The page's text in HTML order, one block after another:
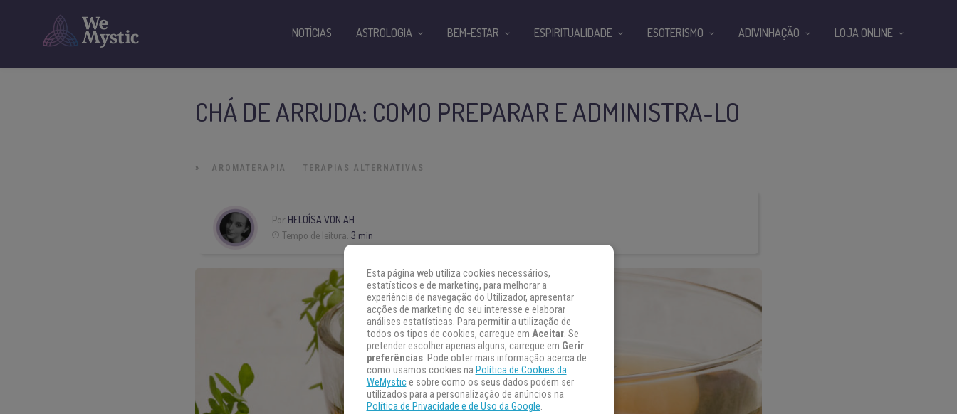
CHÁ DE ARRUDA: COMO PREPARAR E ADMINISTRA-LO
» AROMATERAPIA TERAPIAS ALTERNATIVAS
Por HELOÍSA VON AH
Tempo de leitura:3 min
NOTÍCIAS ASTROLOGIA BEM-ESTAR ESPIRITUALIDADE ESOTERISMO ADIVINHAÇÃO LOJA ONLINE
Esta página web utiliza cookies necessários,
estatísticos e de marketing, para melhorar a
experiência de navegação do Utilizador, apresentar
acções de marketing do seu interesse e elaborar
análises estatísticas. Para permitir a utilização de
todos os tipos de cookies, carregue em Aceitar. Se
pretender escolher apenas alguns, carregue em Gerir
preferências. Pode obter mais informação acerca de
como usamos cookies na Política de Cookies da
WeMystice sobre como os seus dados podem ser
utilizados para a personalização de anúncios na
Política de Privacidade e de Uso da Google.